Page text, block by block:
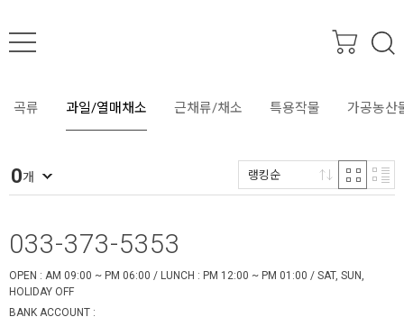
SEARCH
곡류 과일/열매채소 근채류/채소 특용작물 가공농산
0개 랭킹순
033-373-5353
OPEN : AM 09:00 ~ PM 06:00 / LUNCH : PM 12:00 ~ PM 01:00 / SAT, SUN,
HOLIDAY OFF
BANK ACCOUNT :